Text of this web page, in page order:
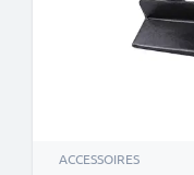
ACCESSOIRES